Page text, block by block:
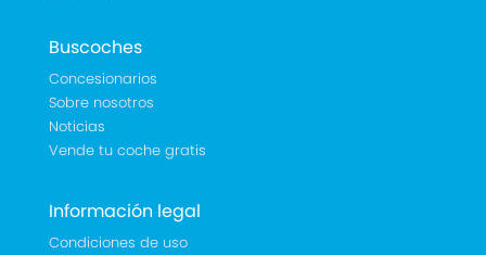
Buscoches
Concesionarios
Sobre nosotros
Noticias
Vende tu coche gratis
Información legal
Condiciones de uso